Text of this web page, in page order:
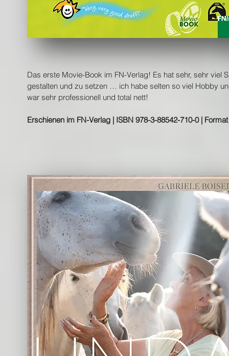
Das erste Movie-Book im FN-Verlag! Es hat sehr, sehr
gestalten und zu setzen … ich habe selten so viel Hobby
war sehr professionell und total nett!
Erschienen im FN-Verlag | ISBN 978-3-88542-710-0 |